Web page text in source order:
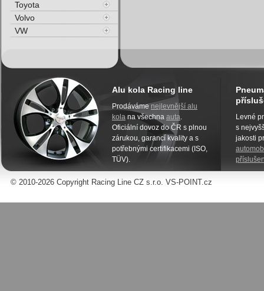
Toyota
Volvo
VW
Alu kola Racing line
Prodáváme nejlevnější alu
kola na všechna auta.
Oficiální dovoz do ČR s plnou
zárukou, garancí kvality a s
potřebnými certifikacemi (ISO,
TÜV).
Levné
s
jakosti
© 2010-2026 Copyright Racing Line CZ s.r.o. VS-POINT.cz